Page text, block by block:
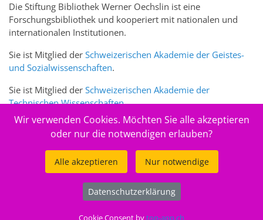
Die Stiftung Bibliothek Werner Oechslin ist eine
Forschungsbibliothek und kooperiert mit nationalen und
internationalen Institutionen.
Sie ist Mitglied der Schweizerischen Akademie der Geistes-
und Sozialwissenschaften.
Sie ist Mitglied der Schweizerischen Akademie der
Technischen Wissenschaften.
Sie ist zudem Mitglied des Schweizer Portalswww.sciences-
Stiftung Bibliothek Werner Oechslin
Wir verwenden Cookies. Möchten Sie alle akzeptieren
oder nur die notwendigen erlauben?
Alle akzeptieren Nur notwendige
Datenschutzerklärung
Cookie Consent bytop-app.ch